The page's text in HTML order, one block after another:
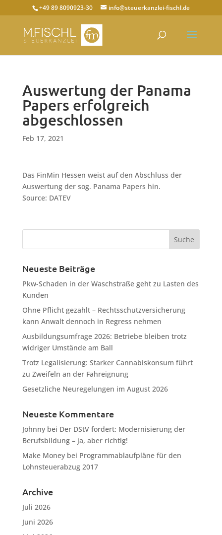
+49 89 8090923-30 info@steuerkanzlei-fischl.de
Auswertung der Panama
Papers erfolgreich
abgeschlossen
Feb 17, 2021
Das FinMin Hessen weist auf den Abschluss der
Auswertung der sog. Panama Papers hin.
Source: DATEV
Neueste Beiträge
Pkw-Schaden in der Waschstraße geht zu Lasten des
Kunden
Ohne Pflicht gezahlt – Rechtsschutzversicherung
kann Anwalt dennoch in Regress nehmen
Ausbildungsumfrage 2026: Betriebe bleiben trotz
widriger Umstände am Ball
Trotz Legalisierung: Starker Cannabiskonsum führt
zu Zweifeln an der Fahreignung
Gesetzliche Neuregelungen im August 2026
Neueste Kommentare
Johnnybei Der DStV fordert: Modernisierung der
Berufsbildung – ja, aber richtig!
Make Moneybei Programmablaufpläne für den
Lohnsteuerabzug 2017
Archive
Juli 2026
Juni 2026